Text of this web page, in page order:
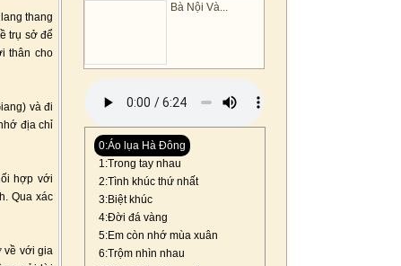
thang
trụ sở để
thân cho
và đi
địa chỉ
hợp với
Qua xác
về với gia
Bà Nội Và...
0:Áo lụa Hà Đông
1:Trong tay nhau
2:Tình khúc thứ nhất
3:Biệt khúc
4:Đời đá vàng
5:Em còn nhớ mùa xuân
6:Trộm nhìn nhau